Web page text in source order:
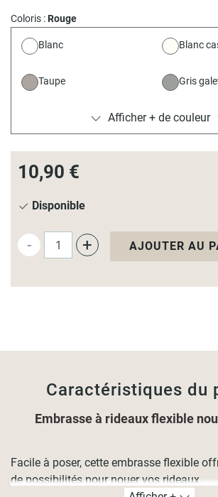
Coloris :Rouge
Blanc Blanc
Taupe Gris
Ocean -
Bleu clair Prune
Chocolat Vert clair
Afficher + de couleur
10,90 €
Disponible
- + AJOUTER AU
Caractéristiques du
Embrasse à rideaux flexible
Facile à poser, cette embrasse flexible
de possibilités pour nouer vos rideaux.